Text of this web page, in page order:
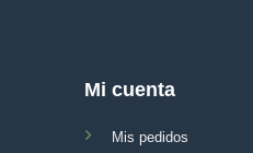
Mi cuenta
Mis pedidos